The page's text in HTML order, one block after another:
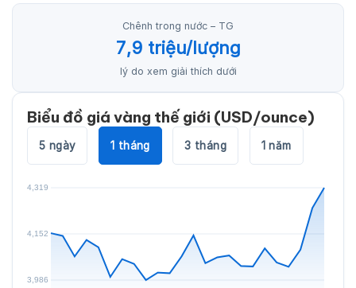
Chênh trong nước – TG
7,9 triệu/lượng
lý do xem giải thích dưới
Biểu đồ giá vàng thế giới (USD/ounce)
5 ngày 1 tháng 3 tháng 1 năm